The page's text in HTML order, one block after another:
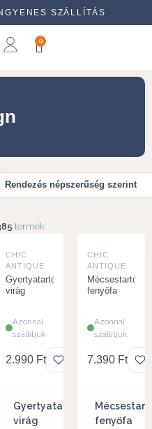
SZÁLLÍTÁS
0
termék
CHIC
ANTIQUE
Gyertyatartó
virág
Azonnal
szállítjuk
2.990 Ft
Gyertyatartó
virág
CHIC
ANTIQUE
Mécsestartó
fenyőfa
Azonnal
szállítjuk
7.390 Ft
fenyőfa